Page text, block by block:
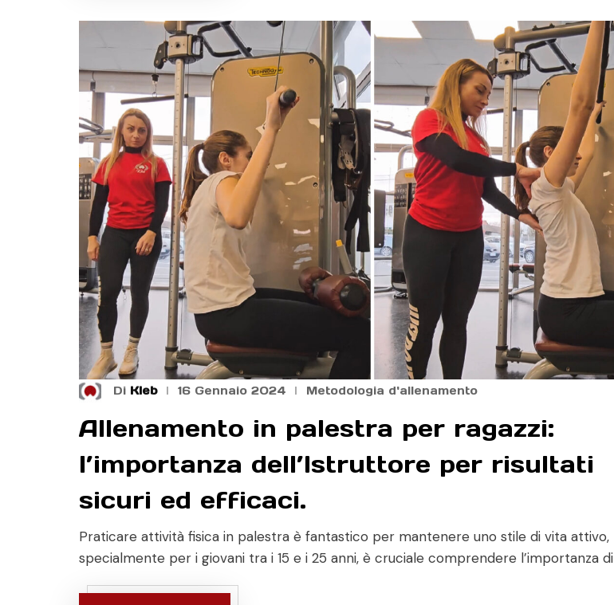
Di Kleb 16 Gennaio 2024 Metodologia d'allenamento
Allenamento in palestra per ragazzi:
l’importanza dell’Istruttore per risultati
sicuri ed efficaci.
Praticare attività fisica in palestra è fantastico per mantenere uno stile di vita attivo,
specialmente per i giovani tra i 15 e i 25 anni, è cruciale comprendere l’importanza di